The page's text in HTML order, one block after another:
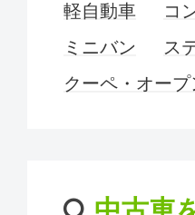
軽自動車
コ
ミニバン
ス
クーペ・オープ